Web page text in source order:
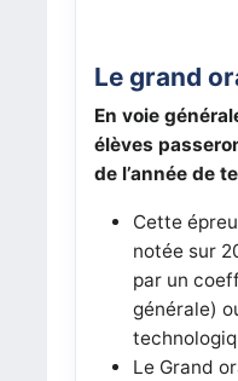
Le grand
En voie
élèves
de l’année de
Cette
notée sur
par un
générale)
Le Grand